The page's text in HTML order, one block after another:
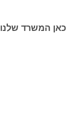
שלנו נמצא: